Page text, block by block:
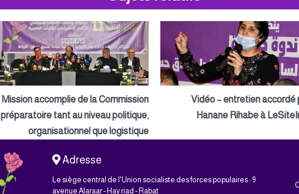
Vidéo – entretien accordé
Hanane Rihabe à
Mission accomplie de la Commission
préparatoire tant au niveau politique,
organisationnel que logistique
Adresse
Le siège central de l'Union socialiste des forces populaires : 9
avenue Alaraar - Hay riad - Rabat